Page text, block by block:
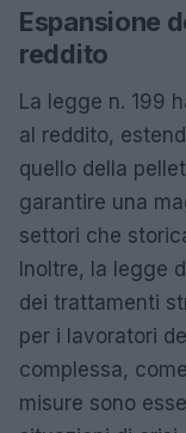
Espansione
reddito
La legge n. 199
al reddito,
quello della
garantire una
settori che
Inoltre, la legge
dei trattamenti
per i lavoratori
complessa,
misure sono